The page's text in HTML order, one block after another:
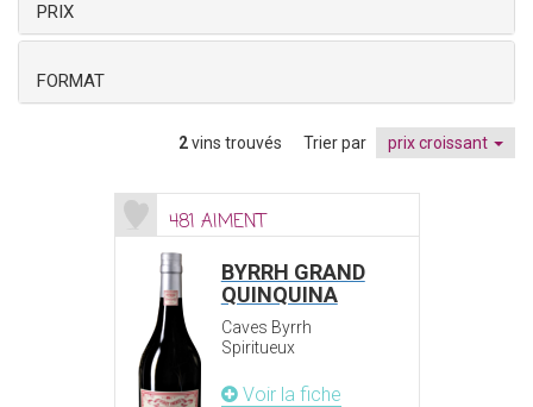
PRIX
FORMAT
2vins trouvés Trier par prix croissant
481 AIMENT
BYRRH GRAND
QUINQUINA
Caves Byrrh
Spiritueux
Voir la fiche